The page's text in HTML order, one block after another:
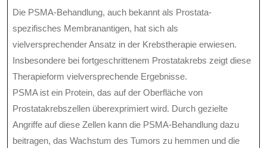
Die PSMA-Behandlung, auch bekannt als Prostata-
spezifisches Membranantigen, hat sich als
vielversprechender Ansatz in der Krebstherapie erwiesen.
Insbesondere bei fortgeschrittenem Prostatakrebs zeigt diese
Therapieform vielversprechende Ergebnisse.
PSMA ist ein Protein, das auf der Oberfläche von
Prostatakrebszellen überexprimiert wird. Durch gezielte
Angriffe auf diese Zellen kann die PSMA-Behandlung dazu
beitragen, das Wachstum des Tumors zu hemmen und die